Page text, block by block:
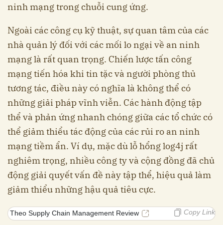
ninh mạng trong chuỗi cung ứng.
Ngoài các công cụ kỹ thuật, sự quan tâm của các
nhà quản lý đối với các mối lo ngại về an ninh
mạng là rất quan trọng. Chiến lược tấn công
mạng tiến hóa khi tin tặc và người phòng thủ
tương tác, điều này có nghĩa là không thể có
những giải pháp vĩnh viễn. Các hành động tập
thể và phản ứng nhanh chóng giữa các tổ chức có
thể giảm thiểu tác động của các rủi ro an ninh
mạng tiềm ẩn. Ví dụ, mặc dù lỗ hổng log4j rất
nghiêm trọng, nhiều công ty và cộng đồng đã chủ
động giải quyết vấn đề này tập thể, hiệu quả làm
giảm thiểu những hậu quả tiêu cực.
Theo Supply Chain Management Review Copy Link